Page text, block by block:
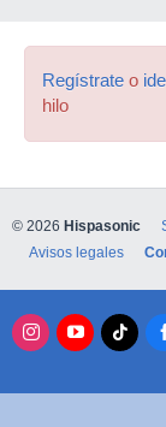
Regístrate o
hilo
© 2026 Hispasonic
Avisos legales